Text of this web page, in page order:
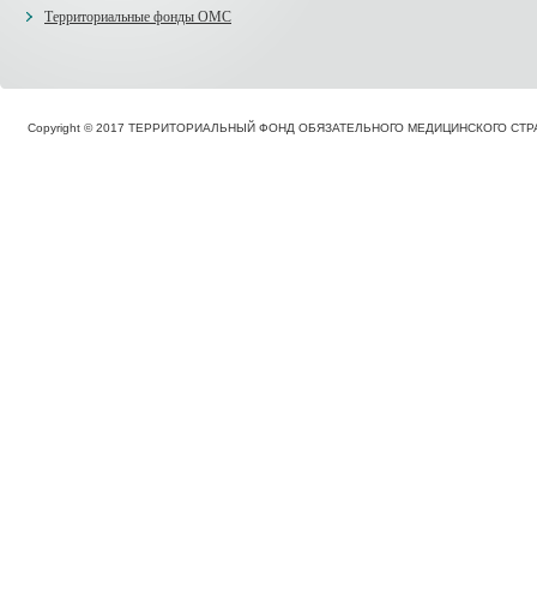
Территориальные фонды ОМС
Copyright © 2017 ТЕРРИТОРИАЛЬНЫЙ ФОНД ОБЯЗАТЕЛЬНОГО МЕДИЦИНСКОГО